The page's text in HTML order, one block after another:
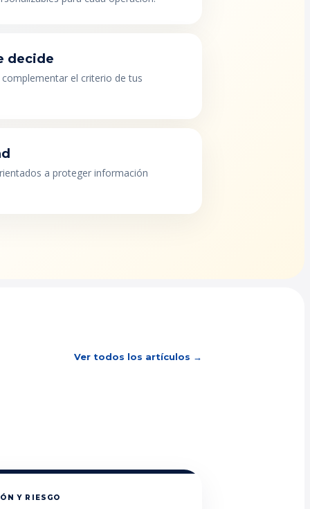
decide
el criterio de tus
a proteger información
Ver todos los artículos →
Y RIESGO